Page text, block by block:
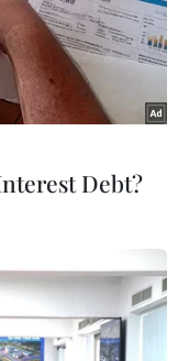
Debt?